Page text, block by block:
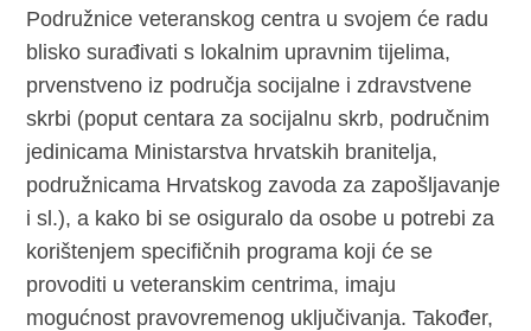
Podružnice veteranskog centra u svojem će radu
blisko surađivati s lokalnim upravnim tijelima,
prvenstveno iz područja socijalne i zdravstvene
skrbi (poput centara za socijalnu skrb, područnim
jedinicama Ministarstva hrvatskih branitelja,
podružnicama Hrvatskog zavoda za zapošljavanje
i sl.), a kako bi se osiguralo da osobe u potrebi za
korištenjem specifičnih programa koji će se
provoditi u veteranskim centrima, imaju
mogućnost pravovremenog uključivanja. Također,